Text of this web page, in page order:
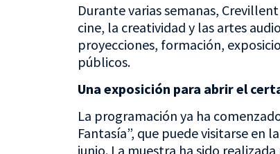
Durante varias semanas,
cine, la creatividad y las artes
proyecciones, formación,
públicos.
Una exposición para abrir el
La programación ya ha
Fantasía”, que puede visitarse en
junio. La muestra ha sido